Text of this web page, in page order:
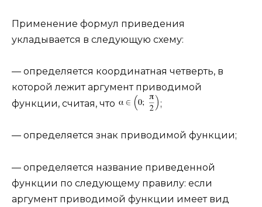
Применение формул приведения
укладывается в следующую схему:
— определяется координатная четверть, в
которой лежит аргумент приводимой
функции, считая, что
;
— определяется знак приводимой функции;
— определяется название приведенной
функции по следующему правилу: если
аргумент приводимой функции имеет вид